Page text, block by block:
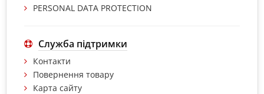
PERSONAL DATA PROTECTION
Служба підтримки
Контакти
Повернення товару
Карта сайту